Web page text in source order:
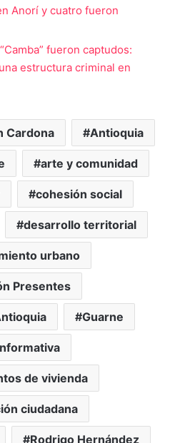
Anorí y cuatro fueron
fueron captudos:
estructura criminal en
Cardona Antioquia
arte y comunidad
cohesión social
desarrollo territorial
urbano
Presentes
Guarne
de vivienda
ciudadana
Rodrigo Hernández